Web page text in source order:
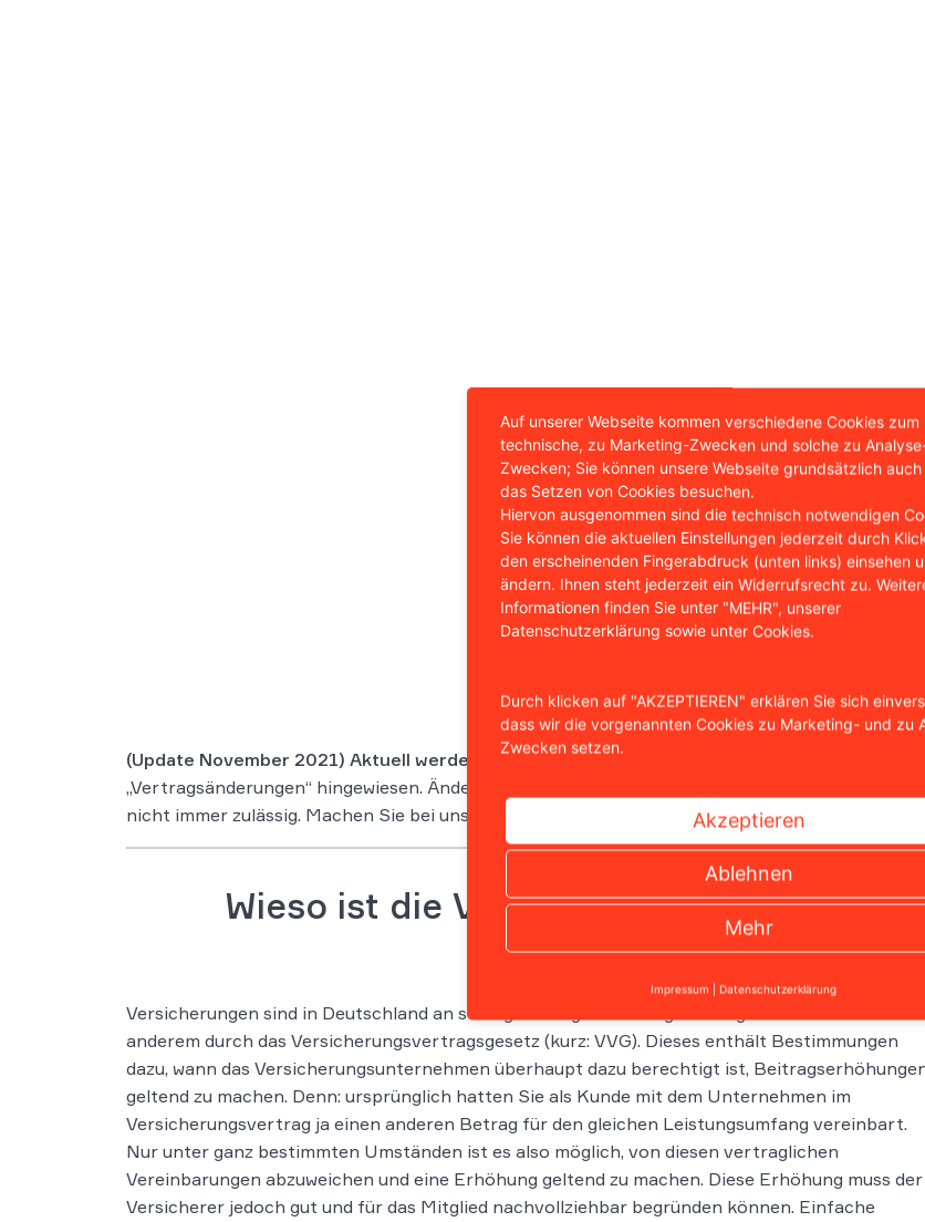
(Update November 2021) Aktuell werden wieder Schreiben von privaten
„Vertragsänderungen“ hingewiesen. Änderungen – das sind in dem Fall Beitragserhöhungen.
nicht immer zulässig. Machen Sie bei uns den Online-Check, ob Ihre private
Wieso ist die Versicherung zur
Versicherungen sind in Deutschland an strenge Auflagen und Regularien gebunden. Unter
anderem durch das Versicherungsvertragsgesetz (kurz: VVG). Dieses enthält Bestimmungen
dazu, wann das Versicherungsunternehmen überhaupt dazu berechtigt ist,
geltend zu machen. Denn: ursprünglich hatten Sie als Kunde mit dem Unternehmen im
Versicherungsvertrag ja einen anderen Betrag für den gleichen Leistungsumfang vereinbart.
Nur unter ganz bestimmten Umständen ist es also möglich, von diesen vertraglichen
Vereinbarungen abzuweichen und eine Erhöhung geltend zu machen. Diese Erhöhung muss der
Versicherer jedoch gut und für das Mitglied nachvollziehbar begründen können. Einfache
Auf unserer Webseite kommen verschiedene Cookies zum
technische, zu Marketing-Zwecken und solche zu
Zwecken; Sie können unsere Webseite grundsätzlich auch
das Setzen von Cookies besuchen.
Hiervon ausgenommen sind die technisch notwendigen
Sie können die aktuellen Einstellungen jederzeit durch
den erscheinenden Fingerabdruck (unten links) einsehen
ändern. Ihnen steht jederzeit ein Widerrufsrecht zu.
Informationen finden Sie unter "MEHR", unserer
Datenschutzerklärung sowie unter Cookies.
Durch klicken auf "AKZEPTIEREN" erklären Sie sich
dass wir die vorgenannten Cookies zu Marketing- und zu
Zwecken setzen.
Akzeptieren
Ablehnen
Mehr
Impressum | Datenschutzerklärung